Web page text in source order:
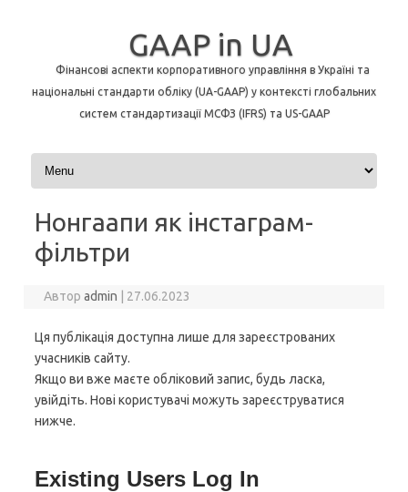
GAAP in UA
Фінансові аспекти корпоративного управління в Україні та
національні стандарти обліку (UA-GAAP) у контексті глобальних
систем стандартизації МСФЗ (IFRS) та US-GAAP
Перейти до контенту
Нонгаапи як інстаграм-
фільтри
Авторadmin 27.06.2023
Ця публікація доступна лише для зареєстрованих
учасників сайту.
Якщо ви вже маєте обліковий запис, будь ласка,
увійдіть. Нові користувачі можуть зареєструватися
нижче.
Existing Users Log In